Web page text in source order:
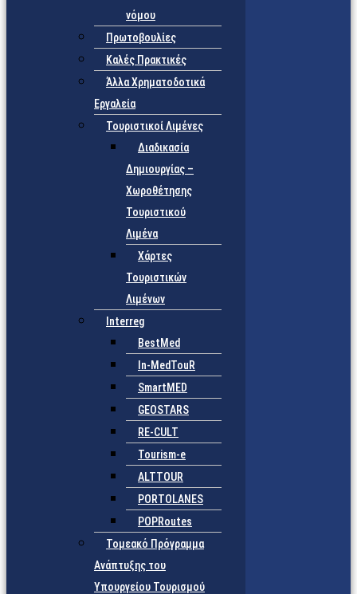
νόμου
Πρωτοβουλίες
Καλές Πρακτικές
Άλλα Χρηματοδοτικά
Εργαλεία
Τουριστικοί Λιμένες
Διαδικασία
Δημιουργίας –
Χωροθέτησης
Τουριστικού
Λιμένα
Χάρτες
Τουριστικών
Λιμένων
Interreg
BestMed
In-MedTouR
SmartMED
GEOSTARS
RE-CULT
Tourism-e
ALTTOUR
PORTOLANES
POPRoutes
Τομεακό Πρόγραμμα
Ανάπτυξης του
Υπουργείου Τουρισμού